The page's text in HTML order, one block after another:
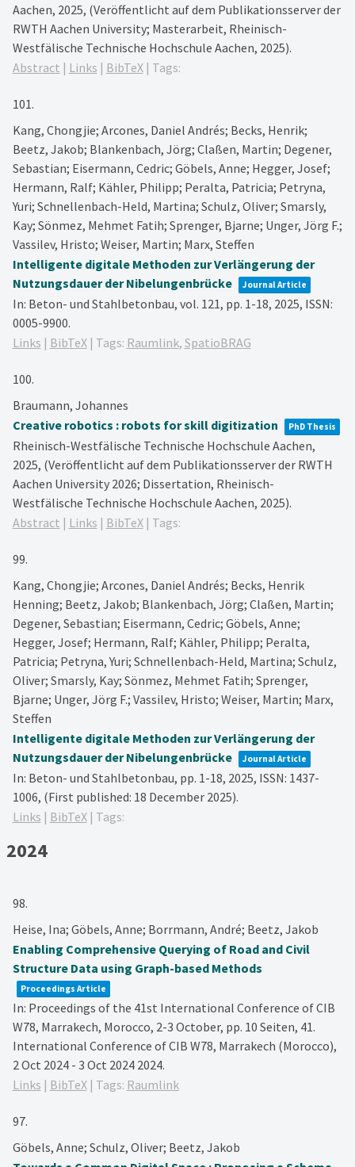
Aachen, 2025, (Veröffentlicht auf dem Publikationsserver der
RWTH Aachen University; Masterarbeit, Rheinisch-
Westfälische Technische Hochschule Aachen, 2025).
Abstract | Links | BibTeX| Tags:
101.
Kang, Chongjie; Arcones, Daniel Andrés; Becks, Henrik;
Beetz, Jakob; Blankenbach, Jörg; Claßen, Martin; Degener,
Sebastian; Eisermann, Cedric; Göbels, Anne; Hegger, Josef;
Hermann, Ralf; Kähler, Philipp; Peralta, Patricia; Petryna,
Yuri; Schnellenbach-Held, Martina; Schulz, Oliver; Smarsly,
Kay; Sönmez, Mehmet Fatih; Sprenger, Bjarne; Unger, Jörg F.;
Vassilev, Hristo; Weiser, Martin; Marx, Steffen
Intelligente digitale Methoden zur Verlängerung der
Nutzungsdauer der Nibelungenbrücke
Journal Article
In: Beton- und Stahlbetonbau, vol. 121, pp. 1-18, 2025, ISSN:
0005-9900.
Links | BibTeX| Tags: Raumlink, SpatioBRAG
100.
Braumann, Johannes
Creative robotics : robots for skill digitization
PhD Thesis
Rheinisch-Westfälische Technische Hochschule Aachen,
2025, (Veröffentlicht auf dem Publikationsserver der RWTH
Aachen University 2026; Dissertation, Rheinisch-
Westfälische Technische Hochschule Aachen, 2025).
Abstract | Links | BibTeX| Tags:
99.
Kang, Chongjie; Arcones, Daniel Andrés; Becks, Henrik
Henning; Beetz, Jakob; Blankenbach, Jörg; Claßen, Martin;
Degener, Sebastian; Eisermann, Cedric; Göbels, Anne;
Hegger, Josef; Hermann, Ralf; Kähler, Philipp; Peralta,
Patricia; Petryna, Yuri; Schnellenbach-Held, Martina; Schulz,
Oliver; Smarsly, Kay; Sönmez, Mehmet Fatih; Sprenger,
Bjarne; Unger, Jörg F.; Vassilev, Hristo; Weiser, Martin; Marx,
Steffen
Intelligente digitale Methoden zur Verlängerung der
Nutzungsdauer der Nibelungenbrücke
Journal Article
In: Beton- und Stahlbetonbau, pp. 1-18, 2025, ISSN: 1437-
1006, (First published: 18 December 2025).
Links | BibTeX| Tags:
2024
98.
Heise, Ina; Göbels, Anne; Borrmann, André; Beetz, Jakob
Enabling Comprehensive Querying of Road and Civil
Structure Data using Graph-based Methods
Proceedings Article
In: Proceedings of the 41st International Conference of CIB
W78, Marrakech, Morocco, 2-3 October, pp. 10 Seiten, 41.
International Conference of CIB W78, Marrakech (Morocco),
2 Oct 2024 - 3 Oct 2024 2024.
Links | BibTeX| Tags: Raumlink
97.
Göbels, Anne; Schulz, Oliver; Beetz, Jakob